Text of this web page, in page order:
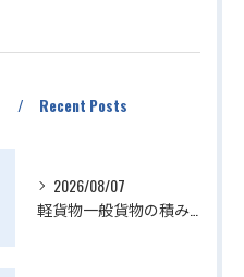
Recent Posts
2026/08/07